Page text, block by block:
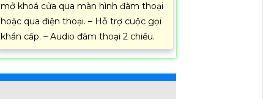
mở khoá cửa qua màn hình đàm thoại
hoặc qua điện thoại. – Hỗ trợ cuộc gọi
khẩn cấp. – Audio đàm thoại 2 chiều.